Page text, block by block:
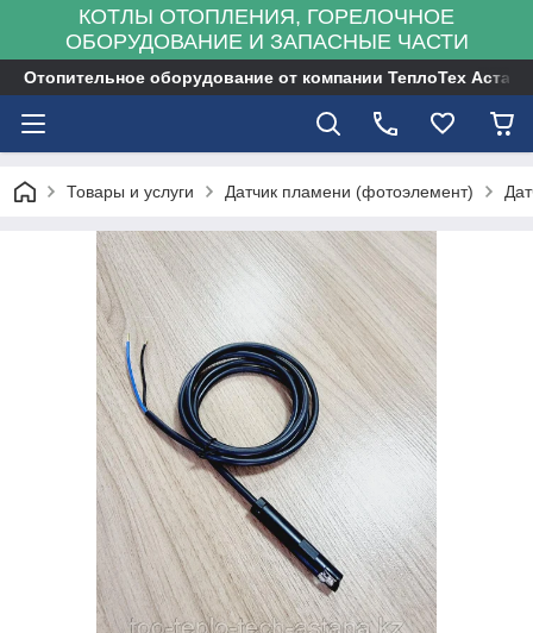
КОТЛЫ ОТОПЛЕНИЯ, ГОРЕЛОЧНОЕ
ОБОРУДОВАНИЕ И ЗАПАСНЫЕ ЧАСТИ
Отопительное оборудование от компании ТеплоТех Астана
Товары и услуги Датчик пламени (фотоэлемент)